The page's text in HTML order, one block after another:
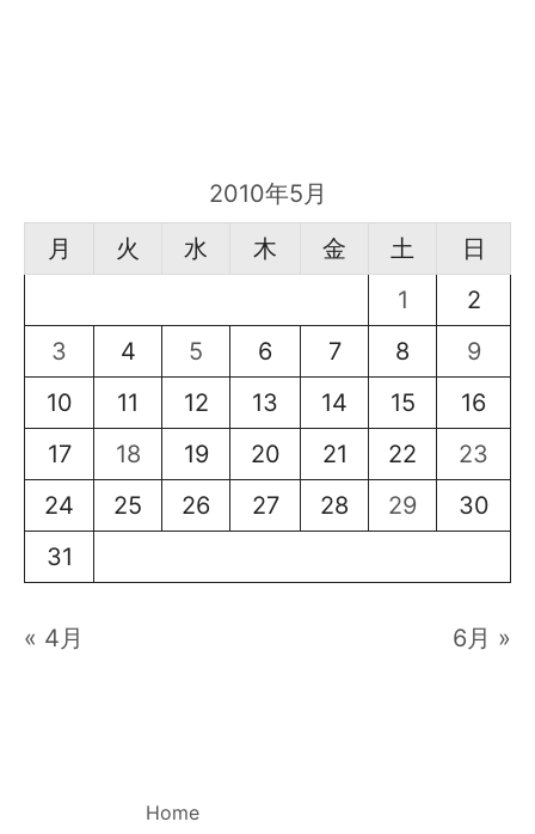
2010年5月
月
火 水 木 金 土
日
1
2
3
4 5 6 7 8
9
10
11 12 13 14 15
16
17
18 19 20 21 22
23
24
25 26 27 28 29
30
31
« 4月 6月 »
Home